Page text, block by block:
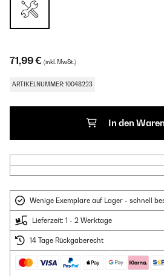
71,99 € (inkl. MwSt.)
ARTIKELNUMMER: 10048223
In den
Wenige Exemplare auf Lager - schnell
Lieferzeit: 1 - 2 Werktage
14 Tage Rückgaberecht